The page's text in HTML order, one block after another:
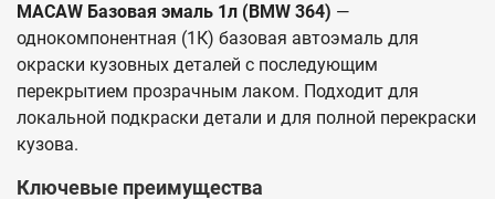
MACAW Базовая эмаль 1л (BMW 364) —
однокомпонентная (1К) базовая автоэмаль для
окраски кузовных деталей с последующим
перекрытием прозрачным лаком. Подходит для
локальной подкраски детали и для полной перекраски
кузова.
Ключевые преимущества